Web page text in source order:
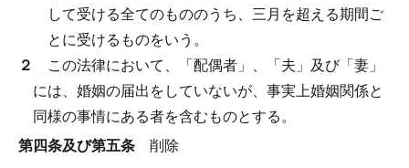
して受ける全てのもののうち、三月を超える期間ご
とに受けるものをいう。
２
この法律において、「配偶者」、「夫」及び「妻」
には、婚姻の届出をしていないが、事実上婚姻関係と
同様の事情にある者を含むものとする。
第四条及び第五条
削除